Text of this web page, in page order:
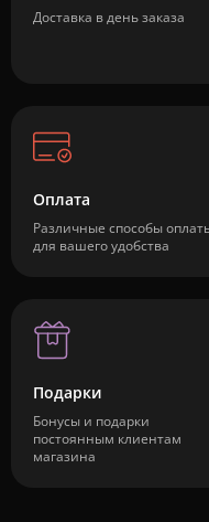
Доставка в день заказа
Оплата
Различные способы
для вашего удобства
Подарки
Бонусы и подарки
постоянным клиентам
магазина